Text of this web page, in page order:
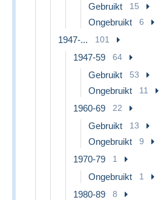
Gebruikt 15
Ongebruikt 6
1947-... 101
1947-59 64
Gebruikt 53
Ongebruikt 11
1960-69 22
Gebruikt 13
Ongebruikt 9
1970-79 1
Ongebruikt 1
1980-89 8